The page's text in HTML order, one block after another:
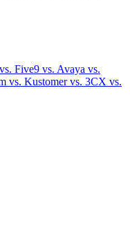
vs. Five9 vs. Avaya vs.
vs. Kustomervs. 3CX vs.